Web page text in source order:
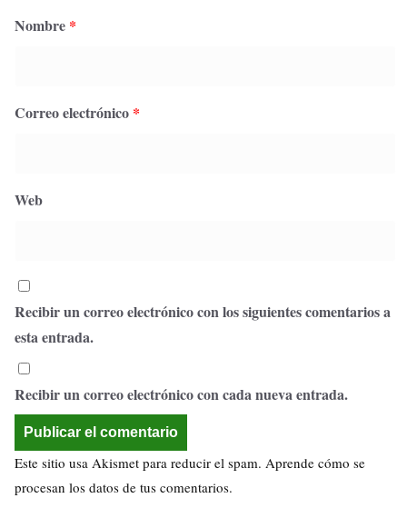
Nombre *
Correo electrónico *
Web
Recibir un correo electrónico con los siguientes comentarios a
esta entrada.
Recibir un correo electrónico con cada nueva entrada.
Este sitio usa Akismet para reducir el spam. Aprende cómo se
procesan los datos de tus comentarios.